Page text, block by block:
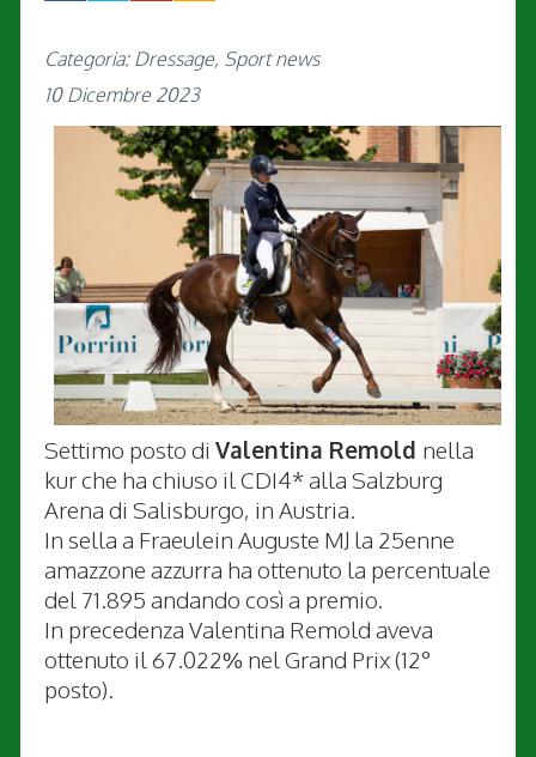
Categoria: Dressage, Sport news
10 Dicembre 2023
Settimo posto di Valentina Remold nella
kur che ha chiuso il CDI4* alla Salzburg
Arena di Salisburgo, in Austria.
In sella a Fraeulein Auguste MJ la 25enne
amazzone azzurra ha ottenuto la percentuale
del 71.895 andando così a premio.
In precedenza Valentina Remold aveva
ottenuto il 67.022% nel Grand Prix (12°
posto).